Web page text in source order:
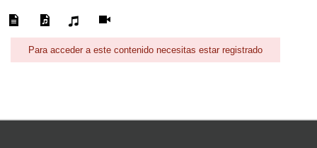
Para acceder a este contenido necesitas estar registrado